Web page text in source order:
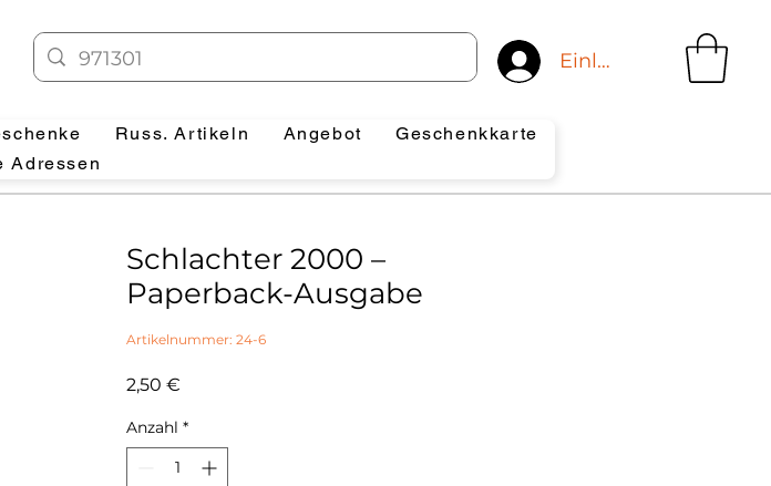
Einloggen
Russ. Artikeln Angebot
Geschenkkarte
Adressen
Schlachter 2000 –
Paperback-Ausgabe
Artikelnummer: 24-6
2,50 €
Anzahl *